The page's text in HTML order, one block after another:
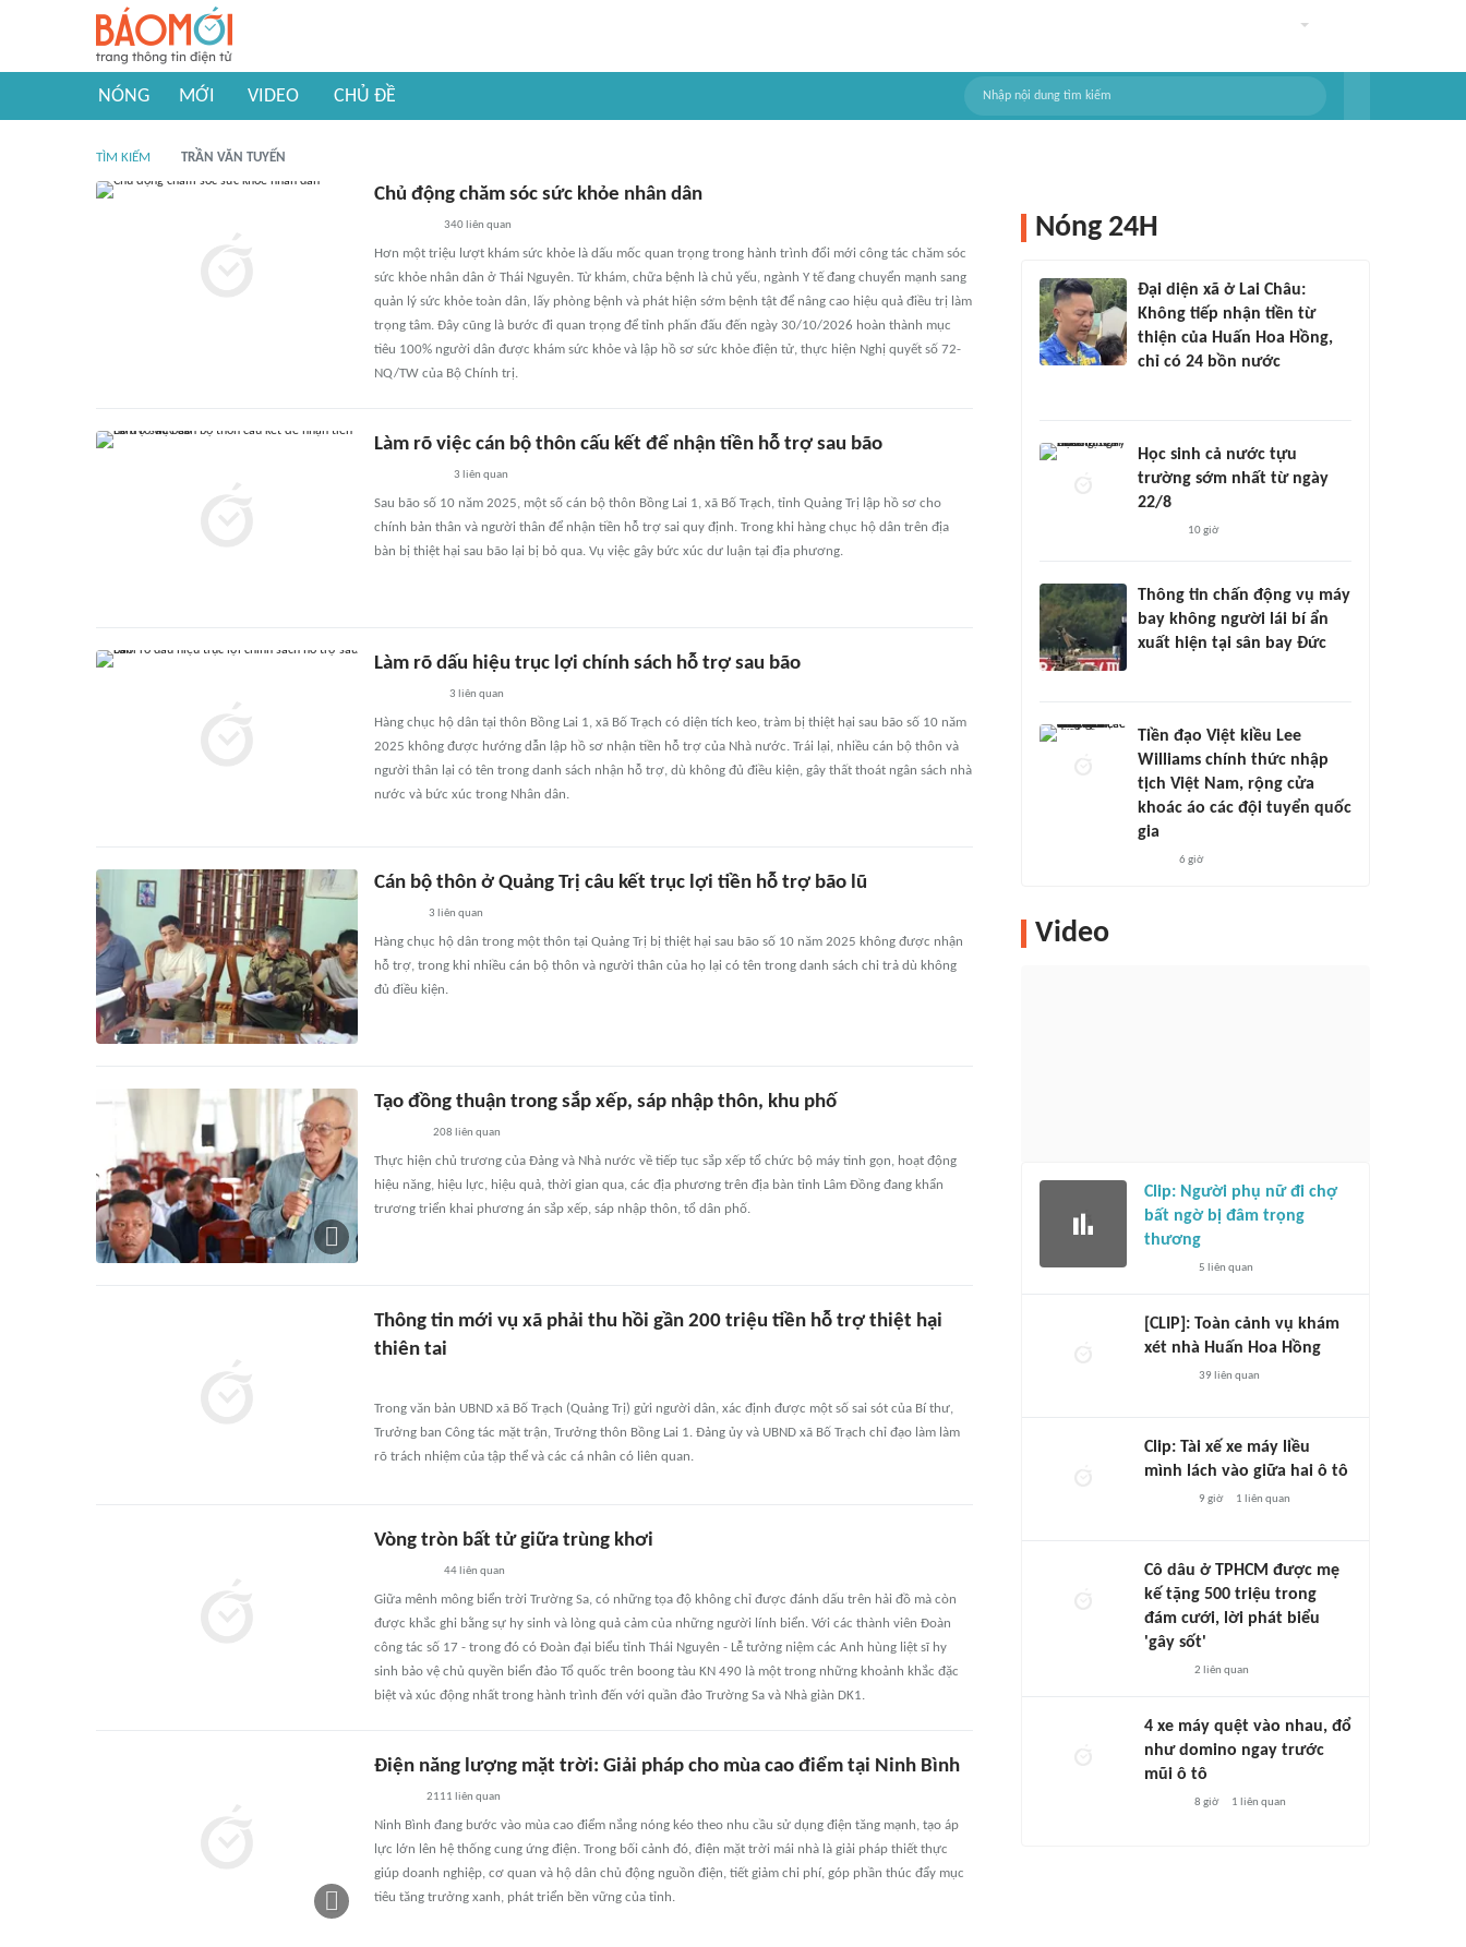
NÓNG MỚI VIDEO CHỦ ĐỀ
TÌM KIẾM TRẦN VĂN TUYẾN
Chủ động chăm sóc sức khỏe nhân dân
340liên quan
Hơn một triệu lượt khám sức khỏe là dấu mốc quan trọng trong hành trình đổi mới công tác chăm sóc
sức khỏe nhân dân ở Thái Nguyên. Từ khám, chữa bệnh là chủ yếu, ngành Y tế đang chuyển mạnh sang
quản lý sức khỏe toàn dân, lấy phòng bệnh và phát hiện sớm bệnh tật để nâng cao hiệu quả điều trị làm
trọng tâm. Đây cũng là bước đi quan trọng để tỉnh phấn đấu đến ngày 30/10/2026 hoàn thành mục
tiêu 100% người dân được khám sức khỏe và lập hồ sơ sức khỏe điện tử, thực hiện Nghị quyết số 72-
NQ/TW của Bộ Chính trị.
Làm rõ việc cán bộ thôn cấu kết để nhận tiền hỗ trợ sau bão
3 liên quan
Sau bão số 10 năm 2025, một số cán bộ thôn Bồng Lai 1, xã Bố Trạch, tỉnh Quảng Trị lập hồ sơ cho
chính bản thân và người thân để nhận tiền hỗ trợ sai quy định. Trong khi hàng chục hộ dân trên địa
bàn bị thiệt hại sau bão lại bị bỏ qua. Vụ việc gây bức xúc dư luận tại địa phương.
Làm rõ dấu hiệu trục lợi chính sách hỗ trợ sau bão
3 liên quan
Hàng chục hộ dân tại thôn Bồng Lai 1, xã Bố Trạch có diện tích keo, tràm bị thiệt hại sau bão số 10 năm
2025 không được hướng dẫn lập hồ sơ nhận tiền hỗ trợ của Nhà nước. Trái lại, nhiều cán bộ thôn và
người thân lại có tên trong danh sách nhận hỗ trợ, dù không đủ điều kiện, gây thất thoát ngân sách nhà
nước và bức xúc trong Nhân dân.
Cán bộ thôn ở Quảng Trị câu kết trục lợi tiền hỗ trợ bão lũ
3 liên quan
Hàng chục hộ dân trong một thôn tại Quảng Trị bị thiệt hại sau bão số 10 năm 2025 không được nhận
hỗ trợ, trong khi nhiều cán bộ thôn và người thân của họ lại có tên trong danh sách chi trả dù không
đủ điều kiện.
Tạo đồng thuận trong sắp xếp, sáp nhập thôn, khu phố
208 liên quan
Thực hiện chủ trương của Đảng và Nhà nước về tiếp tục sắp xếp tổ chức bộ máy tinh gọn, hoạt động
hiệu năng, hiệu lực, hiệu quả, thời gian qua, các địa phương trên địa bàn tỉnh Lâm Đồng đang khẩn
trương triển khai phương án sắp xếp, sáp nhập thôn, tổ dân phố.
Thông tin mới vụ xã phải thu hồi gần 200 triệu tiền hỗ trợ thiệt hại
thiên tai
Trong văn bản UBND xã Bố Trạch (Quảng Trị) gửi người dân, xác định được một số sai sót của Bí thư,
Trưởng ban Công tác mặt trận, Trưởng thôn Bồng Lai 1. Đảng ủy và UBND xã Bố Trạch chỉ đạo làm làm
rõ trách nhiệm của tập thể và các cá nhân có liên quan.
Vòng tròn bất tử giữa trùng khơi
44liên quan
Giữa mênh mông biển trời Trường Sa, có những tọa độ không chỉ được đánh dấu trên hải đồ mà còn
được khắc ghi bằng sự hy sinh và lòng quả cảm của những người lính biển. Với các thành viên Đoàn
công tác số 17 - trong đó có Đoàn đại biểu tỉnh Thái Nguyên - Lễ tưởng niệm các Anh hùng liệt sĩ hy
sinh bảo vệ chủ quyền biển đảo Tổ quốc trên boong tàu KN 490 là một trong những khoảnh khắc đặc
biệt và xúc động nhất trong hành trình đến với quần đảo Trường Sa và Nhà giàn DK1.
Điện năng lượng mặt trời: Giải pháp cho mùa cao điểm tại Ninh Bình
2111 liên quan
Ninh Bình đang bước vào mùa cao điểm nắng nóng kéo theo nhu cầu sử dụng điện tăng mạnh, tạo áp
lực lớn lên hệ thống cung ứng điện. Trong bối cảnh đó, điện mặt trời mái nhà là giải pháp thiết thực
giúp doanh nghiệp, cơ quan và hộ dân chủ động nguồn điện, tiết giảm chi phí, góp phần thúc đẩy mục
tiêu tăng trưởng xanh, phát triển bền vững của tỉnh.
Nóng 24H
Đại diện xã ở Lai Châu:
Không tiếp nhận tiền từ
thiện của Huấn Hoa Hồng,
chỉ có 24 bồn nước
Học sinh cả nước tựu
trường sớm nhất từ ngày
22/8
10 giờ
Thông tin chấn động vụ máy
bay không người lái bí ẩn
xuất hiện tại sân bay Đức
Tiền đạo Việt kiều Lee
Williams chính thức nhập
tịch Việt Nam, rộng cửa
khoác áo các đội tuyển quốc
gia
6 giờ
Video
Clip: Người phụ nữ đi chợ
bất ngờ bị đâm trọng
thương
5 liên quan
[CLIP]: Toàn cảnh vụ khám
xét nhà Huấn Hoa Hồng
39 liên quan
Clip: Tài xế xe máy liều
mình lách vào giữa hai ô tô
9 giờ 1 liên quan
Cô dâu ở TPHCM được mẹ
kế tặng 500 triệu trong
đám cưới, lời phát biểu
'gây sốt'
2 liên quan
4 xe máy quệt vào nhau, đổ
như domino ngay trước
mũi ô tô
8 giờ 1 liên quan